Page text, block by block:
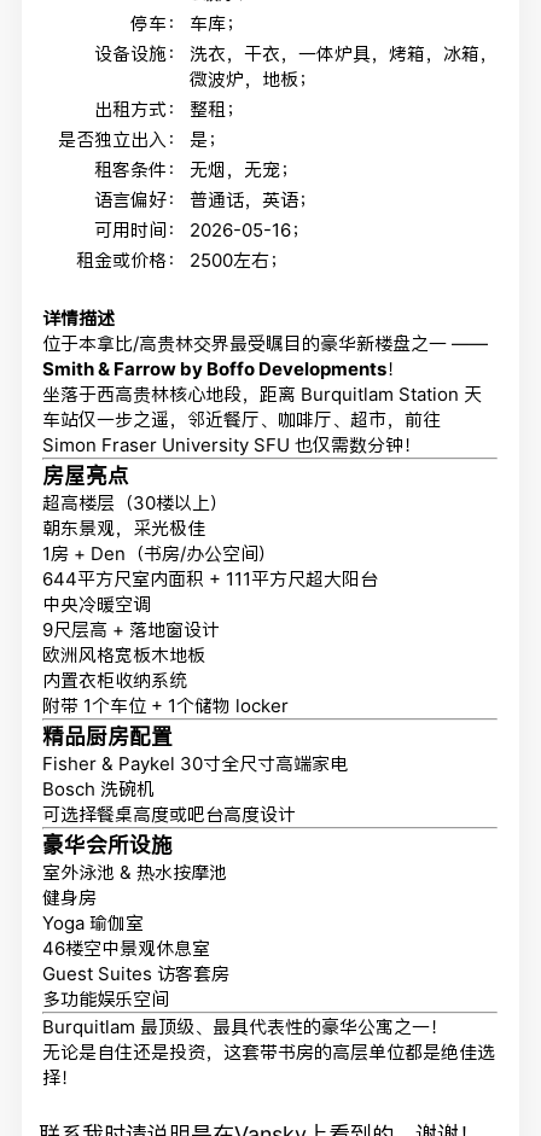
停车：
车库；
设备设施：
洗衣，干衣，一体炉具，烤箱，冰箱，
微波炉，地板；
出租方式：
整租；
是否独立出入：
是；
租客条件：
无烟，无宠；
语言偏好：
普通话，英语；
可用时间：
2026-05-16；
租金或价格：
2500左右；
详情描述
位于本拿比/高贵林交界最受瞩目的豪华新楼盘之一 ——
Smith & Farrow by Boffo Developments！
坐落于西高贵林核心地段，距离 Burquitlam Station 天
车站仅一步之遥，邻近餐厅、咖啡厅、超市，前往
Simon Fraser University SFU 也仅需数分钟！
房屋亮点
超高楼层（30楼以上）
朝东景观，采光极佳
1房 + Den（书房/办公空间）
644平方尺室内面积 + 111平方尺超大阳台
中央冷暖空调
9尺层高 + 落地窗设计
欧洲风格宽板木地板
内置衣柜收纳系统
附带 1个车位 + 1个储物 locker
精品厨房配置
Fisher & Paykel 30寸全尺寸高端家电
Bosch 洗碗机
可选择餐桌高度或吧台高度设计
豪华会所设施
室外泳池 & 热水按摩池
健身房
Yoga 瑜伽室
46楼空中景观休息室
Guest Suites 访客套房
多功能娱乐空间
Burquitlam 最顶级、最具代表性的豪华公寓之一！
无论是自住还是投资，这套带书房的高层单位都是绝佳选
择！